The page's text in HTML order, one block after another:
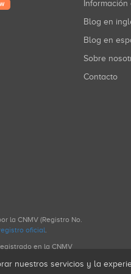
Blog en
Blog en
Sobre
Contacto
la CNMV (Registro No.
oficial.
en la CNMV
nuestros servicios y la